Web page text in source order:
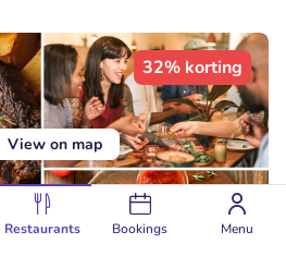
Restaurants Bookings Menu
View on map
32% korting